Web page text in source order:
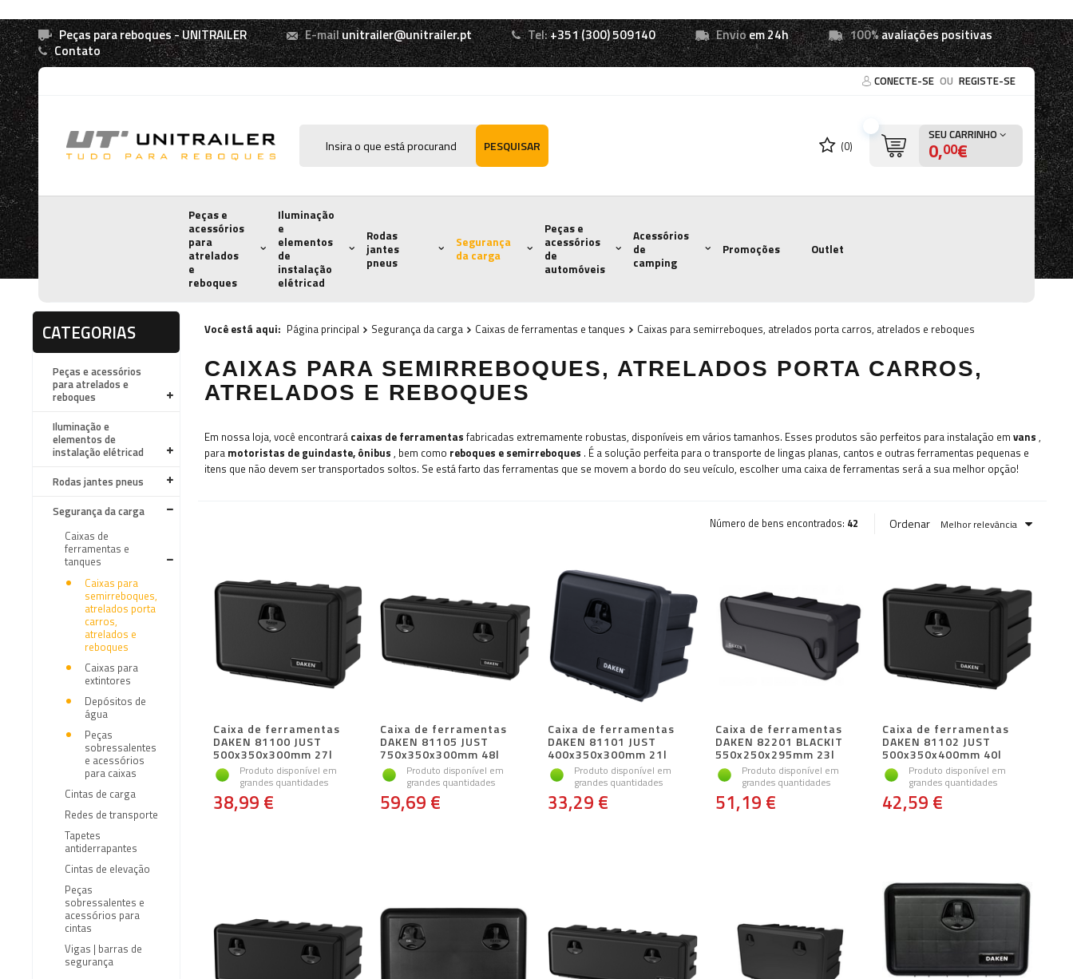
Peças para reboques - UNITRAILER E-mailunitrailer@unitrailer.pt Tel:+351 (300) 509140 Envioem 24h 100%avaliações positivas
Contato
CONECTE-SE OU REGISTE-SE
PESQUISAR (0)
SEU CARRINHO
0,00€
Peças e
acessórios
para
atrelados
e
reboques
Iluminação
e
elementos
de
instalação
elétricad
Rodas
jantes
pneus
Segurança
da carga
Peças e
acessórios
de
automóveis
Acessórios
de
camping
Promoções Outlet
CATEGORIAS
Peças e acessórios
para atrelados e
reboques
Iluminação e
elementos de
instalação elétricad
Rodas jantes pneus
Segurança da carga
Caixas de
ferramentas e
tanques
Caixas para
semirreboques,
atrelados porta
carros,
atrelados e
reboques
Caixas para
extintores
Depósitos de
água
Peças
sobressalentes
e acessórios
para caixas
Cintas de carga
Redes de transporte
Tapetes
antiderrapantes
Cintas de elevação
Peças
sobressalentes e
acessórios para
cintas
Vigas | barras de
segurança
Você está aqui: Página principal Segurança da carga Caixas de ferramentas e tanques Caixas para semirreboques, atrelados porta carros, atrelados e reboques
CAIXAS PARA SEMIRREBOQUES, ATRELADOS PORTA CARROS,
ATRELADOS E REBOQUES
Em nossa loja, você encontrará caixas de ferramentas fabricadas extremamente robustas, disponíveis em vários tamanhos. Esses produtos são perfeitos para instalação em vans ,
para motoristas de guindaste, ônibus , bem como reboques e semirreboques . É a solução perfeita para o transporte de lingas planas, cantos e outras ferramentas pequenas e
itens que não devem ser transportados soltos. Se está farto das ferramentas que se movem a bordo do seu veículo, escolher uma caixa de ferramentas será a sua melhor opção!
Número de bens encontrados: 42 Ordenar Melhor relevância
Caixa de ferramentas
DAKEN 81100 JUST
500x350x300mm 27l
Produto disponível em
grandes quantidades
38,99 €
Caixa de ferramentas
DAKEN 81105 JUST
750x350x300mm 48l
Produto disponível em
grandes quantidades
59,69 €
Caixa de ferramentas
DAKEN 81101 JUST
400x350x300mm 21l
Produto disponível em
grandes quantidades
33,29 €
Caixa de ferramentas
DAKEN 82201 BLACKIT
550x250x295mm 23l
Produto disponível em
grandes quantidades
51,19 €
Caixa de ferramentas
DAKEN 81102 JUST
500x350x400mm 40l
Produto disponível em
grandes quantidades
42,59 €